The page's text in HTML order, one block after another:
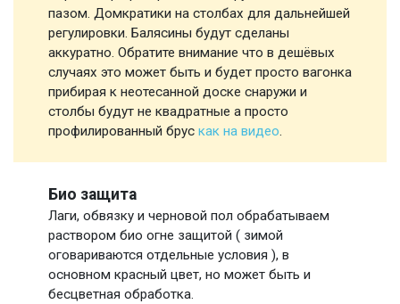
пазом. Домкратики на столбах для дальнейшей
регулировки. Балясины будут сделаны
аккуратно. Обратите внимание что в дешёвых
случаях это может быть и будет просто вагонка
прибирая к неотесанной доске снаружи и
столбы будут не квадратные а просто
профилированный брус как на видео.
Био защита
Лаги, обвязку и черновой пол обрабатываем
раствором био огне защитой ( зимой
оговариваются отдельные условия ), в
основном красный цвет, но может быть и
бесцветная обработка.